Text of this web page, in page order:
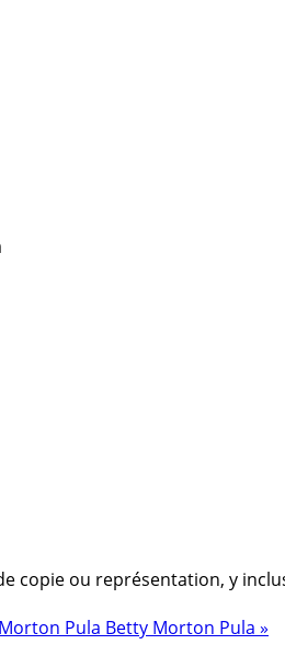
copie ou représentation, y
Pula Betty Morton Pula »